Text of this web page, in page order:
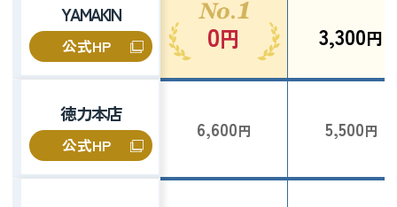
YAMAKIN
公式HP 0円 3,300円
徳力本店
公式HP
6,600円 5,500円